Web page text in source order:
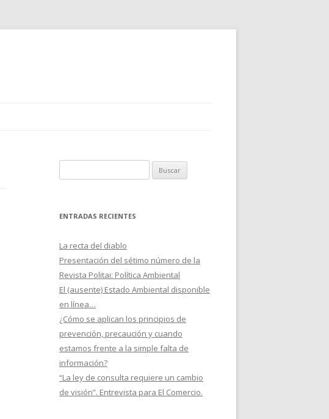
u
c
r
:
ENTRADAS RECIENTES
La recta del diablo
Presentación del sétimo número de la
Revista Politai: Política Ambiental
El (ausente) Estado Ambiental disponible
en línea…
¿Cómo se aplican los principios de
prevención, precaución y cuando
estamos frente a la simple falta de
información?
“La ley de consulta requiere un cambio
de visión”. Entrevista para El Comercio.